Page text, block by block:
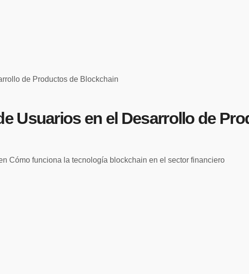
de Productos de Blockchain
Usuarios en el Desarrollo de